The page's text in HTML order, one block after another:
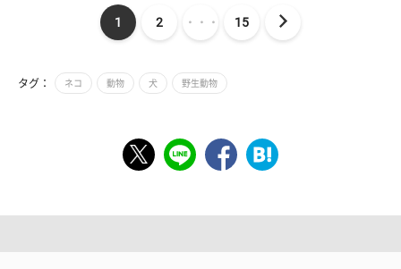
1 2 ・・・ 15
タグ： ネコ 動物 犬 野生動物